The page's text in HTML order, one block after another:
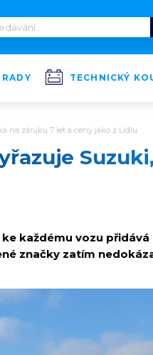
RADY TECHNICKÝ
na záruku 7 let a ceny jako z Lidlu
každému vozu přidává
značky zatím